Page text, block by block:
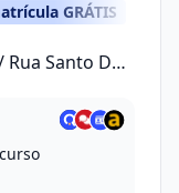
GRÁTIS
Rua Santo De